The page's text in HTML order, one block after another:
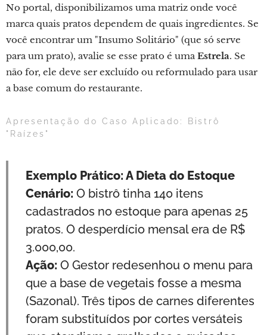
No portal, disponibilizamos uma matriz onde você
marca quais pratos dependem de quais ingredientes. Se
você encontrar um "Insumo Solitário" (que só serve
para um prato), avalie se esse prato é umaEstrela. Se
não for, ele deve ser excluído ou reformulado para usar
a base comum do restaurante.
Apresentação do Caso Aplicado: Bistrô
"Raízes"
Exemplo Prático: A Dieta do Estoque
Cenário: O bistrô tinha 140 itens
cadastrados no estoque para apenas 25
pratos. O desperdício mensal era de R$
3.000,00.
Ação: O Gestor redesenhou o menu para
que a base de vegetais fosse a mesma
(Sazonal). Três tipos de carnes diferentes
foram substituídos por cortes versáteis